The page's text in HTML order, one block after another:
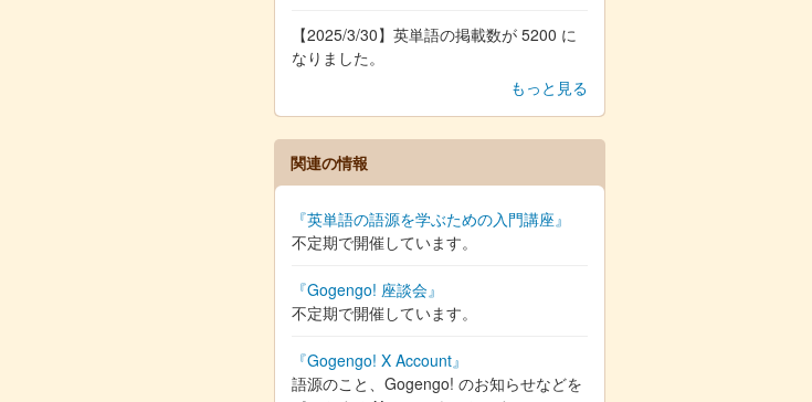
【2025/3/30】英単語の掲載数が 5200 に
なりました。
もっと見る
関連の情報
『英単語の語源を学ぶための入門講座』
不定期で開催しています。
『Gogengo! 座談会』
不定期で開催しています。
『Gogengo! X Account』
語源のこと、Gogengo! のお知らせなどを